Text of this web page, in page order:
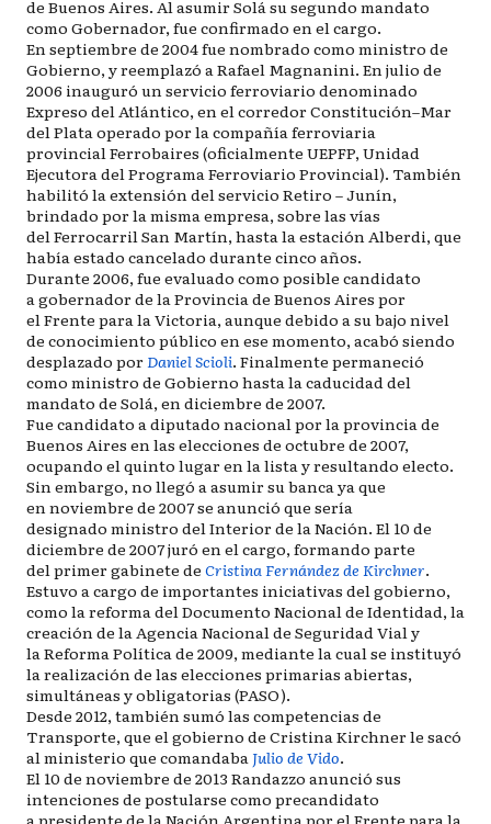
de Buenos Aires. Al asumir Solá su segundo mandato
como Gobernador, fue confirmado en el cargo.
En septiembre de 2004 fue nombrado como ministro de
Gobierno, y reemplazó a Rafael Magnanini. En julio de
2006 inauguró un servicio ferroviario denominado
Expreso del Atlántico, en el corredor Constitución–Mar
del Plata operado por la compañía ferroviaria
provincial Ferrobaires (oficialmente UEPFP, Unidad
Ejecutora del Programa Ferroviario Provincial). También
habilitó la extensión del servicio Retiro – Junín,
brindado por la misma empresa, sobre las vías
del Ferrocarril San Martín, hasta la estación Alberdi, que
había estado cancelado durante cinco años.
Durante 2006, fue evaluado como posible candidato
a gobernador de la Provincia de Buenos Aires por
el Frente para la Victoria, aunque debido a su bajo nivel
de conocimiento público en ese momento, acabó siendo
desplazado porDaniel Scioli. Finalmente permaneció
como ministro de Gobierno hasta la caducidad del
mandato de Solá, en diciembre de 2007.
Fue candidato a diputado nacional por la provincia de
Buenos Aires en las elecciones de octubre de 2007,
ocupando el quinto lugar en la lista y resultando electo.
Sin embargo, no llegó a asumir su banca ya que
en noviembre de 2007 se anunció que sería
designado ministro del Interior de la Nación. El 10 de
diciembre de 2007 juró en el cargo, formando parte
del primer gabinete de Cristina Fernández de Kirchner.
Estuvo a cargo de importantes iniciativas del gobierno,
como la reforma del Documento Nacional de Identidad,​ la
creación de la Agencia Nacional de Seguridad Vial​ y
la Reforma Política de 2009, mediante la cual se instituyó
la realización de las elecciones primarias abiertas,
simultáneas y obligatorias (PASO).
Desde 2012, también sumó las competencias de
Transporte, que el gobierno de Cristina Kirchner le sacó
al ministerio que comandaba Julio de Vido.
El 10 de noviembre de 2013 Randazzo anunció sus
intenciones de postularse como precandidato
a presidente de la Nación Argentina por el Frente para la